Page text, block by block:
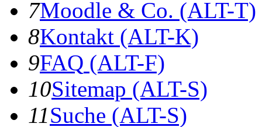
7Moodle & Co. (ALT-T)
8Kontakt (ALT-K)
9FAQ (ALT-F)
10Sitemap (ALT-S)
11Suche (ALT-S)